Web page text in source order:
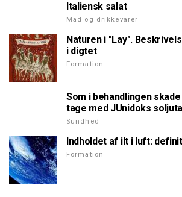
Italiensk salat
Mad og drikkevarer
Naturen i "Lay".
i digtet
Formation
Som i behandlingen
tage med JUnidoks
Sundhed
Indholdet af ilt i luft:
Formation